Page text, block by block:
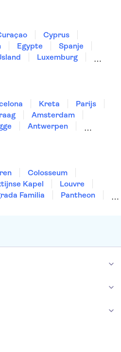
Cyprus
Egypte
Spanje
Luxemburg
Kreta
Parijs
Amsterdam
Antwerpen
Colosseum
Kapel
Louvre
Familia
Pantheon